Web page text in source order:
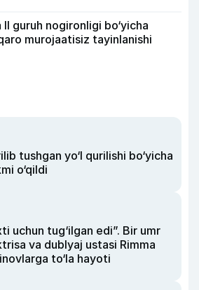
guruh nogironligi bo‘yicha
murojaatisiz tayinlanishi
tushgan yo‘l qurilishi bo‘yicha
o‘qildi
uchun tug‘ilgan edi”. Bir umr
va dublyaj ustasi Rimma
to‘la hayoti